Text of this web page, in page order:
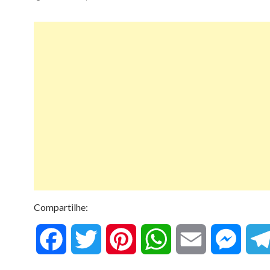
Compartilhe:
W